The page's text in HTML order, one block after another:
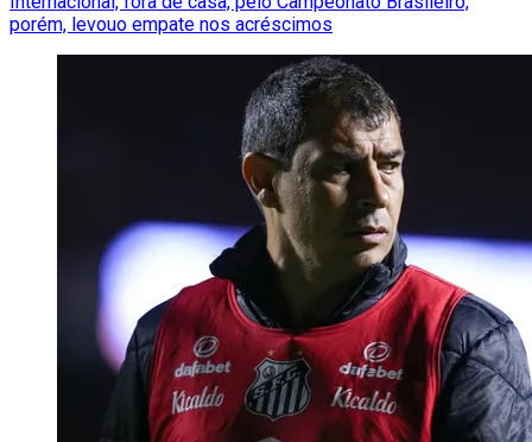
porém, levouo empate nos acréscimos